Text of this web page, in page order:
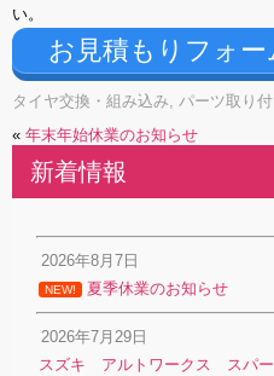
い。
お見積もりフォー
タイヤ交換・組み込み, パーツ取り
« 年末年始休業のお知らせ
新着情報
2026年8月7日
NEW! 夏季休業のお知らせ
2026年7月29日
スズキ アルトワークス スパー